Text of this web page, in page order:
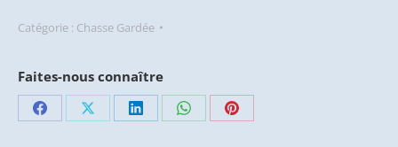
Catégorie : Chasse Gardée
Faites-nous connaître
PartagerPartagerPartagerPartagerPartager